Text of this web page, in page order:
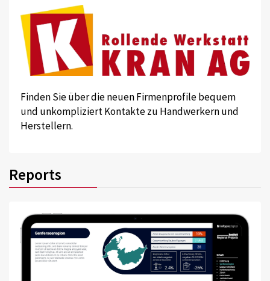
Finden Sie über die neuen Firmenprofile bequem
und unkompliziert Kontakte zu Handwerkern und
Herstellern.
Reports